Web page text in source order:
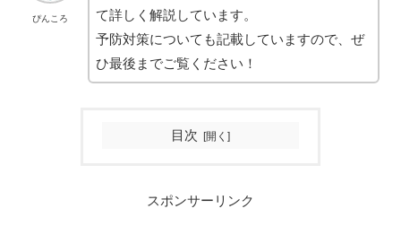
ぴんころ
て詳しく解説しています。
予防対策についても記載していますので、ぜ
ひ最後までご覧ください！
目次
スポンサーリンク